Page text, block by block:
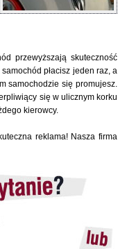
przewyższają skuteczność
płacisz jeden raz, a
samochodzie się promujesz.
się w ulicznym korku
kierowcy.
reklama! Nasza firma